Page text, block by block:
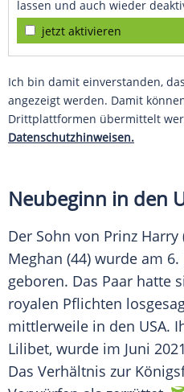
lassen und auch wieder
jetzt aktivieren
Ich bin damit einverstanden,
angezeigt werden. Damit
Drittplattformen übermittelt
Datenschutzhinweisen.
Neubeginn in den
Der Sohn von Prinz Harry
Meghan (44) wurde am
geboren. Das Paar hatte
royalen Pflichten
mittlerweile in den USA.
Lilibet, wurde im Juni
Das Verhältnis zur